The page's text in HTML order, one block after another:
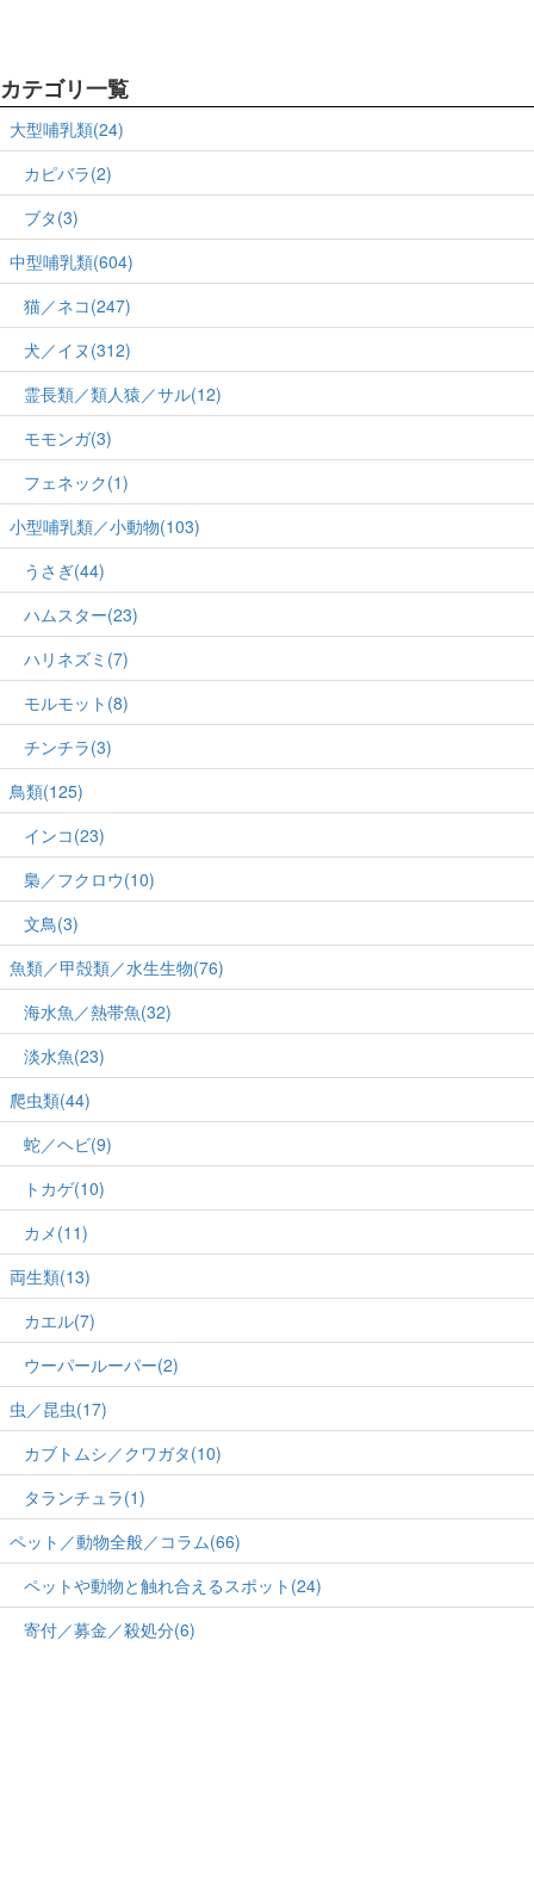
カテゴリ一覧
大型哺乳類(24)
カピバラ(2)
ブタ(3)
中型哺乳類(604)
猫／ネコ(247)
犬／イヌ(312)
霊長類／類人猿／サル(12)
モモンガ(3)
フェネック(1)
小型哺乳類／小動物(103)
うさぎ(44)
ハムスター(23)
ハリネズミ(7)
モルモット(8)
チンチラ(3)
鳥類(125)
インコ(23)
梟／フクロウ(10)
文鳥(3)
魚類／甲殻類／水生生物(76)
海水魚／熱帯魚(32)
淡水魚(23)
爬虫類(44)
蛇／ヘビ(9)
トカゲ(10)
カメ(11)
両生類(13)
カエル(7)
ウーパールーパー(2)
虫／昆虫(17)
カブトムシ／クワガタ(10)
タランチュラ(1)
ペット／動物全般／コラム(66)
ペットや動物と触れ合えるスポット(24)
寄付／募金／殺処分(6)